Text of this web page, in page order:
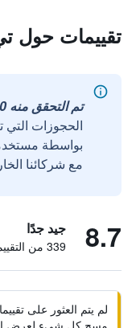
تقييمات حول
تم التحقق منه 100%
الحجوزات التي
مع شركائنا
8.7 جيد جدًا
339 من التقييمات تم التحقق منها
لم يتم العثور على
مسح كل شيء لعرض